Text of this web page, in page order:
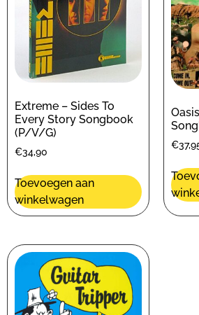
Extreme – Sides To
Every Story Songbook
(P/V/G)
€34,90
Toevoegen aan
winkelwagen
€